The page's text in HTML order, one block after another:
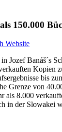
150.000
Website
Jozef Banáš´s
Kopien
bis
Grenze von
als 8.000
in der Slowakei